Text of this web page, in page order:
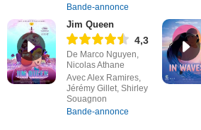
Bande-annonce
Jim Queen
4,3
De Marco Nguyen,
Nicolas Athane
Avec Alex Ramires,
Jérémy Gillet, Shirley
Souagnon
Bande-annonce